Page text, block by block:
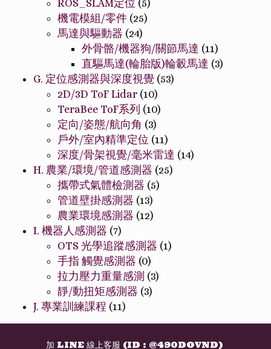
ROS_SLAM定位 (5)
機電模組/零件 (25)
馬達與驅動器 (24)
外骨骼/機器狗/關節馬達 (11)
直驅馬達(輪胎版)輪轂馬達 (3)
G. 定位感測器與深度視覺 (53)
2D/3D ToF Lidar (10)
TeraBee ToF系列 (10)
定向/姿態/航向角 (3)
戶外/室內精準定位 (11)
深度/骨架視覺/毫米雷達 (14)
H. 農業/環境/管道感測器 (25)
攜帶式氣體檢測器 (5)
管道壁掛感測器 (13)
農業環境感測器 (12)
I. 機器人感測器 (7)
OTS 光學追蹤感測器 (1)
手指 觸覺感測器 (0)
拉力壓力重量感測 (3)
靜/動扭矩感測器 (3)
J. 專業訓練課程 (11)
加 LINE 線上客服 (ID : @490DOVND)